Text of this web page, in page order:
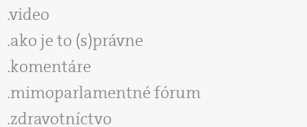
video
ako je to (s)právne
komentáre
mimoparlamentné fórum
zdravotníctvo